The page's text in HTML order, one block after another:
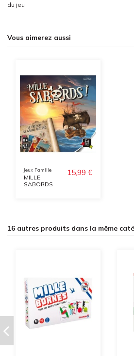
du jeu
Vous aimerez aussi
Jeux Famille
MILLE
SABORDS
15,99 €
16 autres produits dans la même